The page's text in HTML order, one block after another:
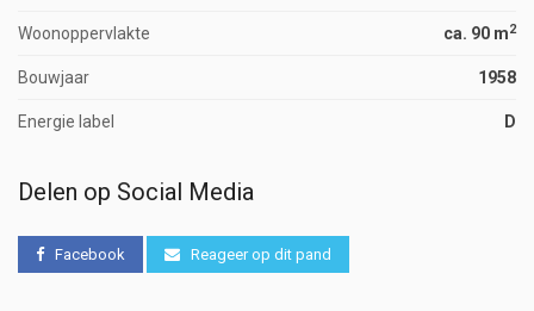
Woonoppervlakte ca. 90 m2
Bouwjaar 1958
Energie label D
Delen op Social Media
Facebook Reageer op dit pand